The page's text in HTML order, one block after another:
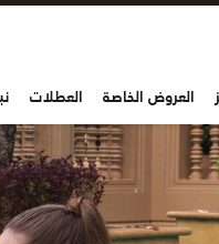
العروض الخاصة العطلات